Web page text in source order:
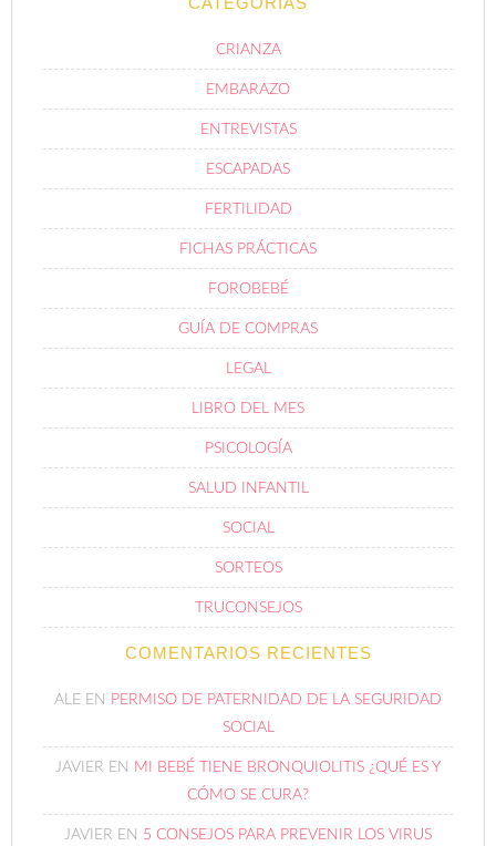
CRIANZA
EMBARAZO
ENTREVISTAS
ESCAPADAS
FERTILIDAD
FICHAS PRÁCTICAS
FOROBEBÉ
GUÍA DE COMPRAS
LEGAL
LIBRO DEL MES
PSICOLOGÍA
SALUD INFANTIL
SOCIAL
SORTEOS
TRUCONSEJOS
COMENTARIOS RECIENTES
ALE EN PERMISO DE PATERNIDAD DE LA SEGURIDAD
SOCIAL
JAVIER EN MI BEBÉ TIENE BRONQUIOLITIS ¿QUÉ ES Y
CÓMO SE CURA?
JAVIER EN 5 CONSEJOS PARA PREVENIR LOS VIRUS